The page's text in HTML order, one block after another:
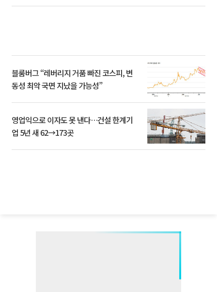
블룸버그 “레버리지 거품 빠진 코스피, 변
동성 최악 국면 지났을 가능성”
영업익으로 이자도 못 낸다…건설 한계기
업 5년 새 62→173곳